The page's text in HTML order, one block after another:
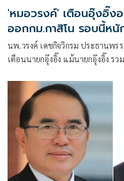
'หมอวรงค์' เตือนอุ๊งอิ๊งอ
ออกกม.กาสิโน รอบนี้หนั
ซอย
นพ.วรงค์ เดชกิจวิกรม ประธานพร
เตือนนายกอุ๊งอิ๊ง แม้นายกอุ๊งอิ๊ง ร